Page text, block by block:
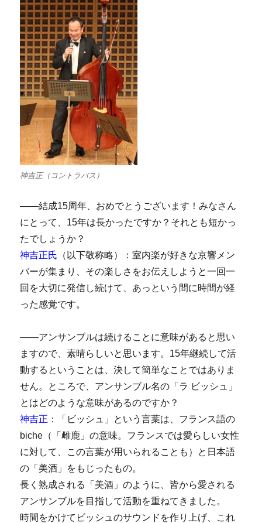
神吉正（コントラバス）
――結成15周年、おめでとうございます！みなさん
にとって、15年は長かったですか？それとも短かっ
たでしょうか？
神吉正氏 （以下敬称略）：室内楽が好きな京響メン
バーが集まり、その楽しさをお伝えしようと一回一
回を大切に発信し続けて、あっという間に時間が経
った感覚です。
――アンサンブルは続けることに意味があると思い
ますので、素晴らしいと思います。15年継続して活
動するということは、決して簡単なことではありま
せん。ところで、アンサンブル名の「ラ ビッシュ」
とはどのような意味があるのですか？
神吉正 ：「ビッシュ」という言葉は、フランス語の
biche（「雌鹿」の意味。フランスでは愛らしい女性
に対して、この言葉が用いられることも）と日本語
の「美酒」をもじったもの。
長く熟成される「美酒」のように、皆から愛される
アンサンブルを目指して活動を重ねてきました。
時間をかけてビッシュのサウンドを作り上げ、これ